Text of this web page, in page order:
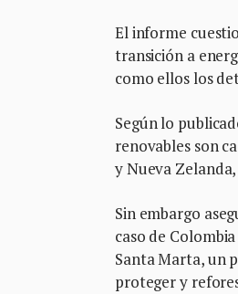
El informe
transición a
como ellos los
Según lo
renovables son
y Nueva
Sin embargo
caso de
Santa Marta, un
proteger y